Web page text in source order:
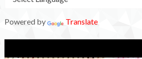
Powered by Translate